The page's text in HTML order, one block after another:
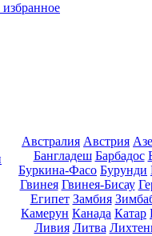
Австралия Австрия
Бангладеш Барбадос
Буркина-Фасо Бурунди
Гвинея Гвинея-Бисау
Египет Замбия
Камерун Канада Катар
Ливия Литва